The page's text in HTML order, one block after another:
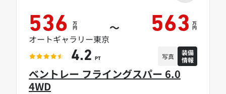
ベントレー フライングスパー 6.0
4WD
536 万
円 ～ 563 万
円
オートギャラリー東京
4.2 PT 写真
装備
情報